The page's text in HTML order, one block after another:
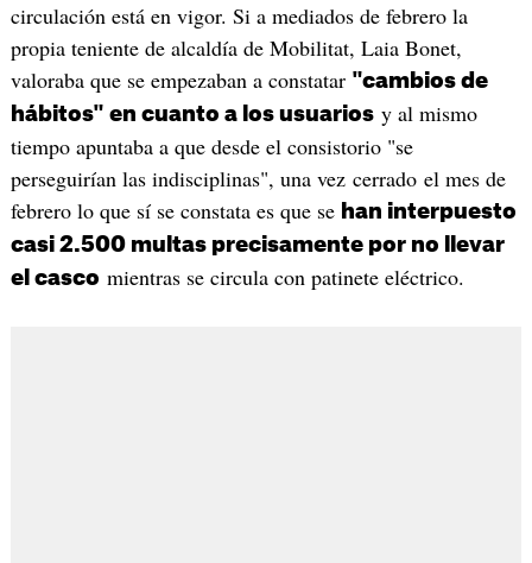
circulación está en vigor. Si a mediados de febrero la
propia teniente de alcaldía de Mobilitat, Laia Bonet,
valoraba que se empezaban a constatar "cambios de
hábitos" en cuanto a los usuariosy al mismo
tiempo apuntaba a que desde el consistorio "se
perseguirían las indisciplinas", una vez cerrado el mes de
febrero lo que sí se constata es que se han interpuesto
casi 2.500 multas precisamente por no llevar
el casco mientras se circula con patinete eléctrico.